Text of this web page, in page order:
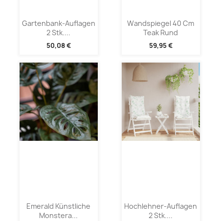
Gartenbank-Auflagen
2 Stk....
50,08 €
Wandspiegel 40 Cm
Teak Rund
59,95 €
Emerald Künstliche
Monstera...
Hochlehner-Auflagen
2 Stk....